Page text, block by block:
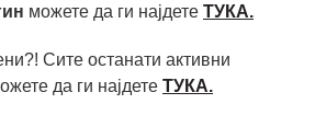
можете да ги најдете ТУКА.
Сите останати активни
да ги најдете ТУКА.